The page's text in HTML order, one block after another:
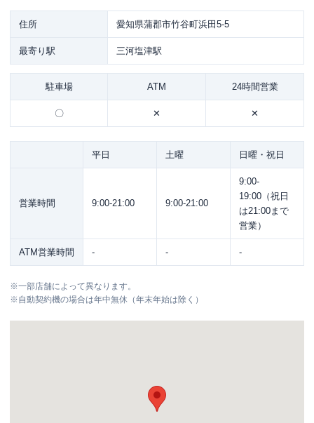
住所 愛知県蒲郡市竹谷町浜田5-5
最寄り駅 三河塩津駅
駐車場 ATM 24時間営業
〇 ✕ ✕
平日 土曜 日曜・祝日
営業時間 9:00-21:00 9:00-21:00
9:00-
19:00（祝日
は21:00まで
営業）
ATM営業時間 - - -
※一部店舗によって異なります。
※自動契約機の場合は年中無休（年末年始は除く）